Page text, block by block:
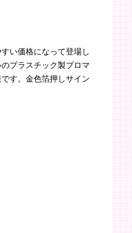
い価格になって登場し
プラスチック製ブロマ
す。金色箔押しサイン